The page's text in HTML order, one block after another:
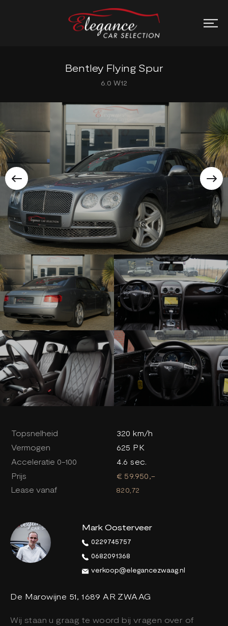
Bentley Flying Spur
6.0 W12
Topsnelheid
320 km/h
Vermogen
625 PK
Acceleratie 0-100
4.6 sec.
Prijs
€ 59.950,-
Lease vanaf
820,72
Mark Oosterveer
0229745757
0682091368
verkoop@elegancezwaag.nl
De Marowijne 51, 1689 AR ZWAAG
Wij staan u graag te woord bij vragen over of